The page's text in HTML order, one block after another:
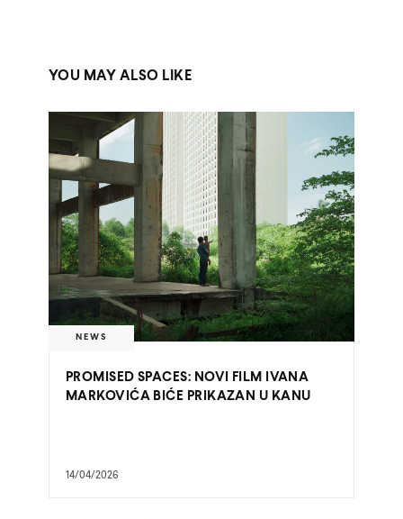
YOU MAY ALSO LIKE
NEWS
PROMISED SPACES: NOVI FILM IVANA
MARKOVIĆA BIĆE PRIKAZAN U KANU
14/04/2026